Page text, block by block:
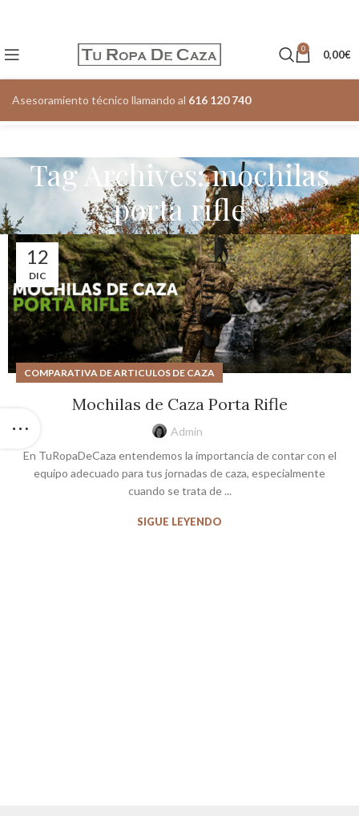
0 0,00€
Asesoramiento técnico llamando al 616 120 740
Tag Archives: mochilas
porta rifle
12
DIC
COMPARATIVA DE ARTICULOS DE CAZA
Mochilas de Caza Porta Rifle
Admin
En TuRopaDeCaza entendemos la importancia de contar con el
equipo adecuado para tus jornadas de caza, especialmente
cuando se trata de ...
SIGUE LEYENDO